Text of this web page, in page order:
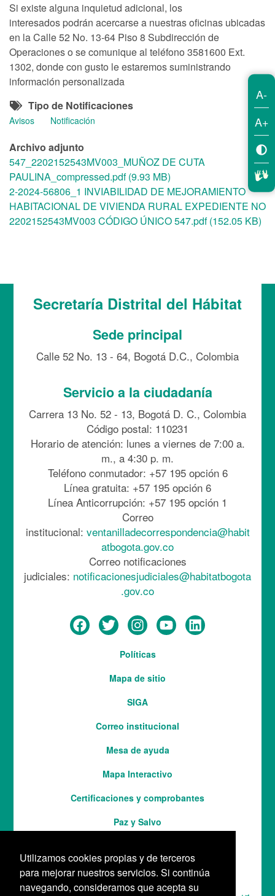
Utilizamos cookies propias y de terceros
para mejorar nuestros servicios. Si continúa
navegando, consideramos que acepta su
Si existe alguna inquietud adicional, los
interesados podrán acercarse a nuestras oficinas ubicadas
en la Calle 52 No. 13-64 Piso 8 Subdirección de
Operaciones o se comunique al teléfono 3581600 Ext.
1302, donde con gusto le estaremos suministrando
información personalizada
Tipo de Notificaciones
Avisos Notificación
Archivo adjunto
547_2202152543MV003_MUÑOZ DE CUTA
PAULINA_compressed.pdf (9.93 MB)
2-2024-56806_1 INVIABILIDAD DE MEJORAMIENTO
HABITACIONAL DE VIVIENDA RURAL EXPEDIENTE NO
2202152543MV003 CÓDIGO ÚNICO 547.pdf (152.05 KB)
Secretaría Distrital del Hábitat
Sede principal
Calle 52 No. 13 - 64, Bogotá D.C., Colombia
Servicio a la ciudadanía
Carrera 13 No. 52 - 13, Bogotá D. C., Colombia
Código postal: 110231
Horario de atención: lunes a viernes de 7:00 a.
m., a 4:30 p. m.
Teléfono conmutador: +57 195 opción 6
Línea gratuita: +57 195 opción 6
Línea Anticorrupción: +57 195 opción 1
Correo
institucional: ventanilladecorrespondencia@habit
atbogota.gov.co
Correo notificaciones
judiciales: notificacionesjudiciales@habitatbogota
.gov.co
Políticas
Mapa de sitio
SIGA
Correo institucional
Mesa de ayuda
Mapa Interactivo
ServicesCertificaciones y comprobantes
Paz y Salvo
A-
A+